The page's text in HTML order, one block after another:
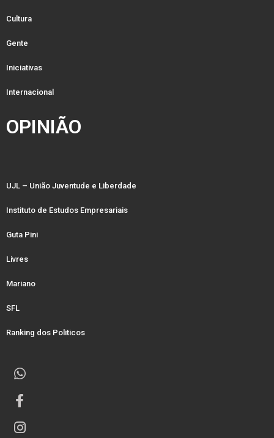
Cultura
Gente
Iniciativas
Internacional
OPINIÃO
UJL – União Juventude e Liberdade
Instituto de Estudos Empresariais
Guta Pini
Livres
Mariano
SFL
Ranking dos Politicos